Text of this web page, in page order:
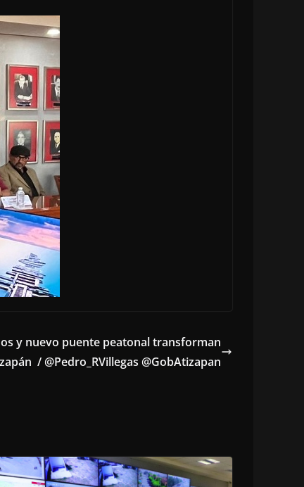
y nuevo puente peatonal transforman
/ @Pedro_RVillegas @GobAtizapan